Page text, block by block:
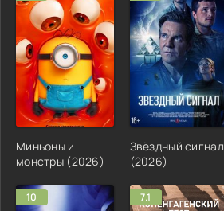
Миньоны и
монстры (2026)
Звёздный сигнал
(2026)
10 7.1